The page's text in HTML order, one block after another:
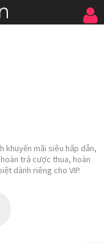
khuyến mãi siêu hấp dẫn,
trả cược thua, hoàn
dành riêng cho VIP.